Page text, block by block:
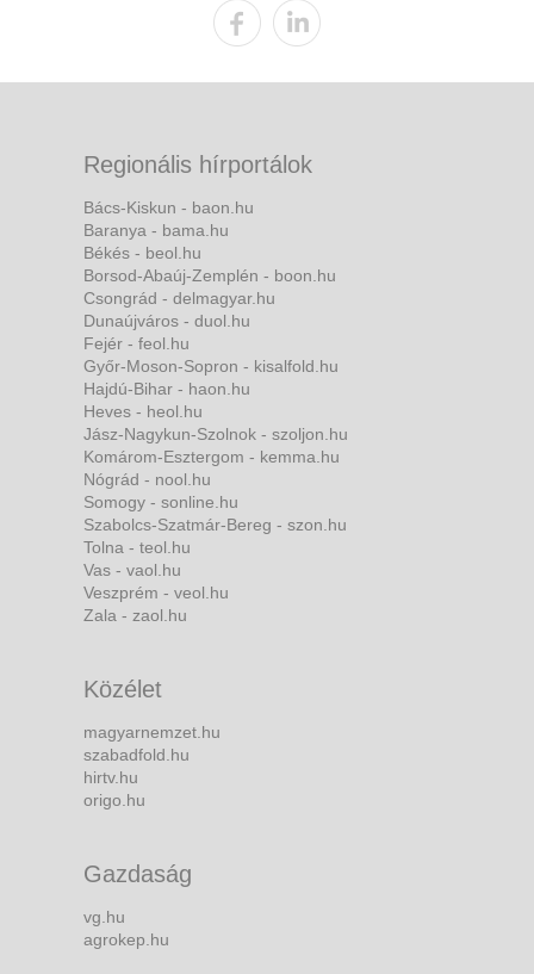
Regionális hírportálok
Bács-Kiskun - baon.hu
Baranya - bama.hu
Békés - beol.hu
Borsod-Abaúj-Zemplén - boon.hu
Csongrád - delmagyar.hu
Dunaújváros - duol.hu
Fejér - feol.hu
Győr-Moson-Sopron - kisalfold.hu
Hajdú-Bihar - haon.hu
Heves - heol.hu
Jász-Nagykun-Szolnok - szoljon.hu
Komárom-Esztergom - kemma.hu
Nógrád - nool.hu
Somogy - sonline.hu
Szabolcs-Szatmár-Bereg - szon.hu
Tolna - teol.hu
Vas - vaol.hu
Veszprém - veol.hu
Zala - zaol.hu
Közélet
magyarnemzet.hu
szabadfold.hu
hirtv.hu
origo.hu
Gazdaság
vg.hu
agrokep.hu